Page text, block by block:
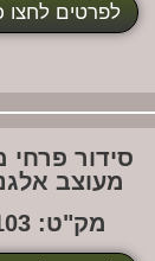
לחצו כאן
פרחי משי
אלגנטי
103